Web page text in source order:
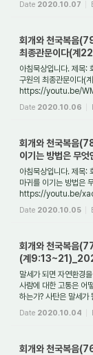
Date 2020.10.07
회개와 천국복음
최종관문이다(
아침묵상입니다. 제목
구원의 최종관문이
https://youtu.be/
사람들 중에 가장 불쌍
Date 2020.10.06
회개와 천국복음
이기는 방법은
아침묵상입니다. 제목:
마귀를 이기는 방법
https://youtu.be/
있나요? 요한계시록에
Date 2020.10.05
회개와 천국복음
(계
말세가 되면 자연환경
사람에 대한 고통은 어
하는가? 사탄은 말세가
Date 2020.10.04
회개와 천국복음